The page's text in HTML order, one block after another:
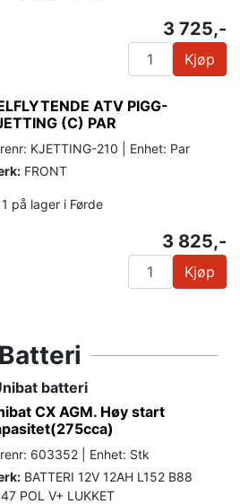
3 725,-
Kjøp
ATV PIGG-
(C) PAR
KJETTING-210 | Enhet: Par
FRONT
1 på lager i Førde
3 825,-
Kjøp
Batteri
batteri
CX AGM. Høy start
603352 | Enhet: Stk
BATTERI 12V 12AH L152 B88
POL V+ LUKKET